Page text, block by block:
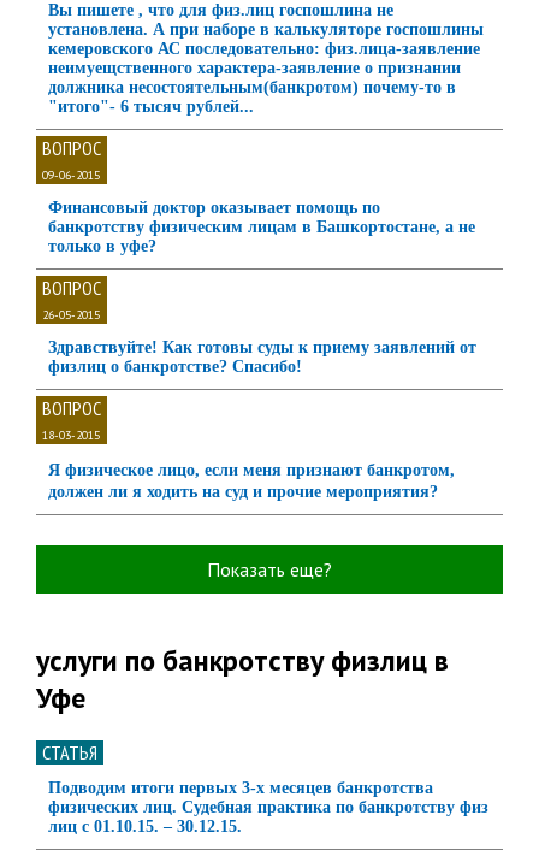
Вы пишете , что для физ.лиц госпошлина не
установлена. А при наборе в калькуляторе госпошлины
кемеровского АС последовательно: физ.лица-заявление
неимуещственного характера-заявление о признании
должника несостоятельным(банкротом) почему-то в
"итого"- 6 тысяч рублей...
ВОПРОС
09-06-2015
Финансовый доктор оказывает помощь по
банкротству физическим лицам в Башкортостане, а не
только в уфе?
ВОПРОС
26-05-2015
Здравствуйте! Как готовы суды к приему заявлений от
физлиц о банкротстве? Спасибо!
ВОПРОС
18-03-2015
Я физическое лицо, если меня признают банкротом,
должен ли я ходить на суд и прочие мероприятия?
Показать еще?
услуги по банкротству физлиц в
Уфе
СТАТЬЯ
Подводим итоги первых 3-х месяцев банкротства
физических лиц. Судебная практика по банкротству физ
лиц с 01.10.15. – 30.12.15.